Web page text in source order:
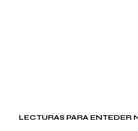
LECTURAS PARA ENTEDER